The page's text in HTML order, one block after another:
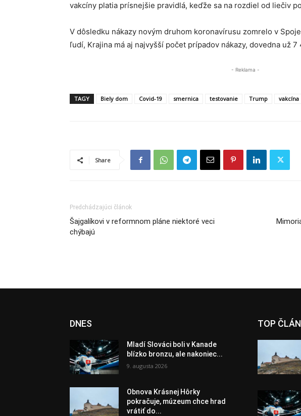
vakcíny platia prísnejšie pravidlá, keďže sa na rozdiel od liečiv
V dôsledku nákazy novým druhom koronavírusu zomrelo v
ľudí, Krajina má aj najvyšší počet prípadov nákazy, dovedna už 7
- Reklama -
TAGY Biely dom Covid-19 smernica testovanie Trump vakcína
Share
Predchádzajúci článok
Šajgalíkovi v reformnom pláne niektoré veci
chýbajú
DNES
Mladí Slováci boli v Kanade
blízko bronzu, ale nakoniec...
9. augusta 2026
Obnova Krásnej Hôrky
pokračuje, múzeum chce hrad
vrátiť do...
TOP